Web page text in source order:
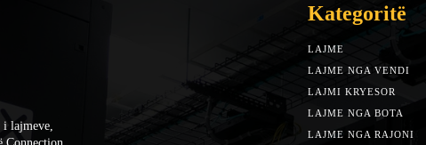
i lajmeve,
Kategoritë
LAJME
LAJME NGA VENDI
LAJMI KRYESOR
LAJME NGA BOTA
LAJME NGA RAJONI